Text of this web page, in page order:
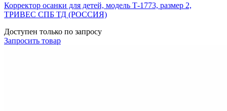
Корректор осанки для детей, модель Т-1773, размер 2,
ТРИВЕС СПБ ТД (РОССИЯ)
Доступен только по запросу
Запросить товар